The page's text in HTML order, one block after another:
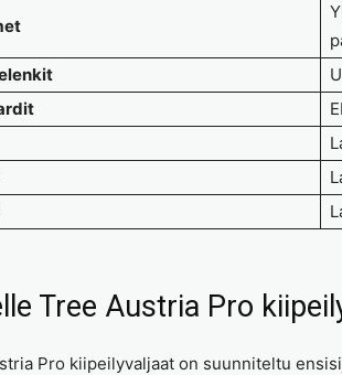
Tree Austria Pro
Pro kiipeilyvaljaat on suunniteltu